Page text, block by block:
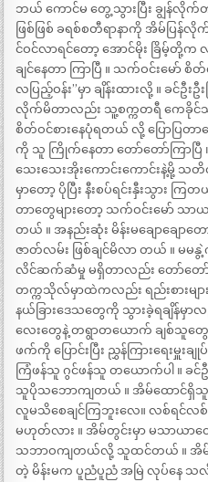
ဘယ် ကောင်မ တွေ့သွားပြီး ချွန်လို
ဖြစ်ဖြစ် ခရစ်စတီရာနာကို အိမ်ပြန်
င်ဝင်လာရင်တော့ အောင်မိုး ခြိမ့်တို့က
ချင်နေတာ ကြာပြီ ။ သက်ဝင်းမော် စိ
လပြည့်ဝန်း”မှာ ချိန်းထားလို့ ။ ခင်ဦး
လိုက်မိတာလည်း သူ့စက္ကတရီ ကေခိုင်
စိတ်ဝင်စားနေပုံရတယ် လို့ ပြောပြတာ
ကို သူ ကြိုက်နေတာ တော်တော်ကြာပြီ
သေးသေးအိုးကောင်းကောင်းနဲ့မို့ သတိ
မှာတော့ ပိုပြီး နီးစပ်ရင်းနှီးသွား က
တာတွေများတော့ သက်ဝင်းမော် သာ
တယ် ။ အနည်းဆုံး မိန်းမချောချေ
ဇာတ်လမ်း ဖြစ်ချင်မိလာ တယ် ။ မမ
လိင်ဆက်ဆံမှု မရှိတာလည်း တော်တော်
တက္ကသိုလ်မှာထဲကလည်း ရည်းစားမျ
နယ်ခြားဒေသတွေကို သွားခဲ့ရချိန်မှာ
လေးတွေနဲ့ တရွာတယောက် ချစ်သူတွေ မ
ဖက်ကို ပြောင်းပြီး ညွှန်ကြားရေး
ကြံဖန်သူ ဂွင်ဖန်သူ တယောက်ပါ ။ ခ
သူပိုသဘောကျတယ် ။ အိမ်ထောင်ရှိသူအ
လူမသိစေချင်ကြဘူးလေ။ လစ်ရ
မဟုတ်လား ။ အိမ်တွင်းမှာ မသာယာတော့
သဘာဝကျတယ်လို့ သူထင်တယ် ။ အိ
တဲ့ မိန်းမက ပူညံပူညံ အမြဲ လုပ်နေ သ